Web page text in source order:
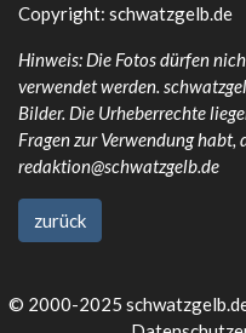
Copyright: schwatzgelb.de
Hinweis: Die Fotos dürfen
verwendet werden.
Bilder. Die Urheberrechte
Fragen zur Verwendung
redaktion@schwatzgelb.de
zurück
© 2000-2025